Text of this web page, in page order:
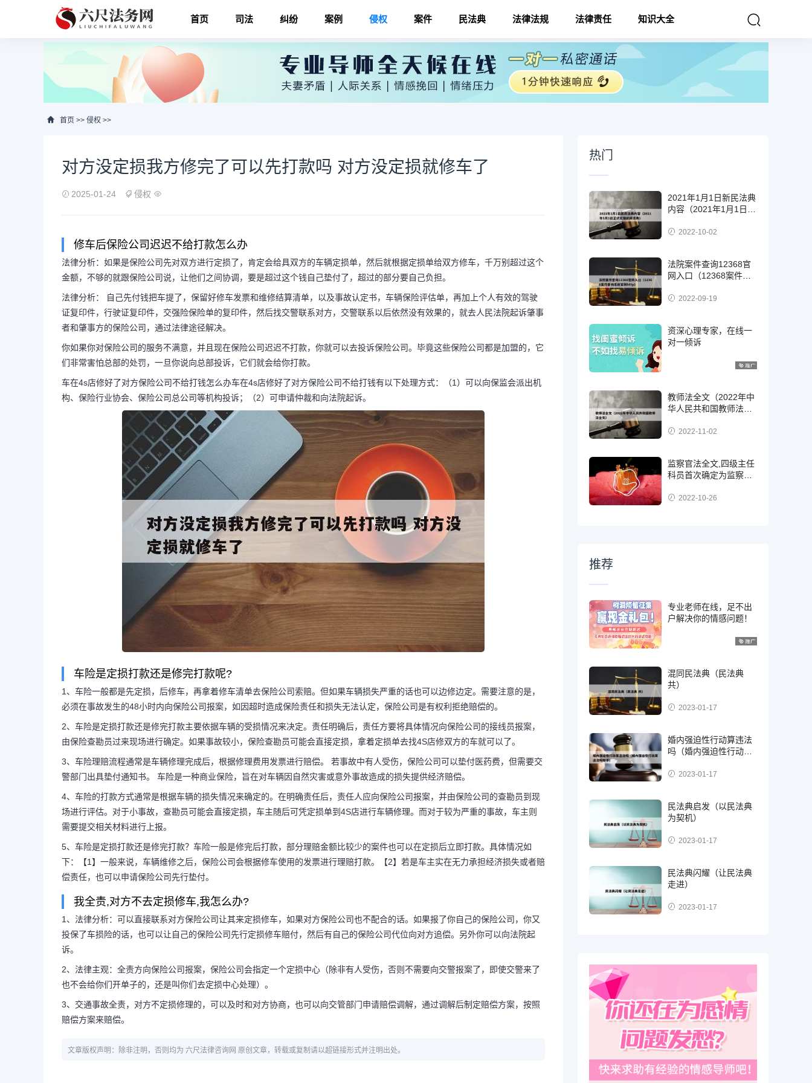
首页 司法 纠纷 案例 侵权 案件 民法典 法律法规 法律责任 知识大全
首页 >> 侵权 >>
对方没定损我方修完了可以先打款吗 对方没定损就修车了
2025-01-24 侵权
修车后保险公司迟迟不给打款怎么办
法律分析：如果是保险公司先对双方进行定损了，肯定会给具双方的车辆定损单，然后就根据定损单给双方修车，千万别超过这个
金额，不够的就跟保险公司说，让他们之间协调，要是超过这个钱自己垫付了，超过的部分要自己负担。
法律分析： 自己先付钱把车提了，保留好修车发票和维修结算清单，以及事故认定书，车辆保险评估单，再加上个人有效的驾驶
证复印件，行驶证复印件，交强险保险单的复印件，然后找交警联系对方，交警联系以后依然没有效果的，就去人民法院起诉肇事
者和肇事方的保险公司，通过法律途径解决。
你如果你对保险公司的服务不满意，并且现在保险公司迟迟不打款，你就可以去投诉保险公司。毕竟这些保险公司都是加盟的，它
们非常害怕总部的处罚，一旦你说向总部投诉，它们就会给你打款。
车在4s店修好了对方保险公司不给打钱怎么办车在4s店修好了对方保险公司不给打钱有以下处理方式：（1）可以向保监会派出机
构、保险行业协会、保险公司总公司等机构投诉；（2）可申请仲裁和向法院起诉。
车险是定损打款还是修完打款呢?
1、车险一般都是先定损，后修车，再拿着修车清单去保险公司索赔。但如果车辆损失严重的话也可以边修边定。需要注意的是，
必须在事故发生的48小时内向保险公司报案，如因超时造成保险责任和损失无法认定，保险公司是有权利拒绝赔偿的。
2、车险是定损打款还是修完打款主要依据车辆的受损情况来决定。责任明确后，责任方要将具体情况向保险公司的接线员报案，
由保险查勘员过来现场进行确定。如果事故较小，保险查勘员可能会直接定损，拿着定损单去找4S店修双方的车就可以了。
3、车险理赔流程通常是车辆修理完成后，根据修理费用发票进行赔偿。 若事故中有人受伤，保险公司可以垫付医药费，但需要交
警部门出具垫付通知书。 车险是一种商业保险，旨在对车辆因自然灾害或意外事故造成的损失提供经济赔偿。
4、车险的打款方式通常是根据车辆的损失情况来确定的。在明确责任后，责任人应向保险公司报案，并由保险公司的查勘员到现
场进行评估。对于小事故，查勘员可能会直接定损，车主随后可凭定损单到4S店进行车辆修理。而对于较为严重的事故，车主则
需要提交相关材料进行上报。
5、车险是定损打款还是修完打款？车险一般是修完后打款，部分理赔金额比较少的案件也可以在定损后立即打款。具体情况如
下：【1】一般来说，车辆维修之后，保险公司会根据修车使用的发票进行理赔打款。【2】若是车主实在无力承担经济损失或者赔
偿责任，也可以申请保险公司先行垫付。
我全责,对方不去定损修车,我怎么办?
1、法律分析：可以直接联系对方保险公司让其来定损修车，如果对方保险公司也不配合的话。如果报了你自己的保险公司，你又
投保了车损险的话，也可以让自己的保险公司先行定损修车赔付，然后有自己的保险公司代位向对方追偿。另外你可以向法院起
诉。
2、法律主观：全责方向保险公司报案，保险公司会指定一个定损中心（除非有人受伤，否则不需要向交警报案了，即使交警来了
也不会给你们开单子的，还是叫你们去定损中心处理）。
3、交通事故全责，对方不定损修理的，可以及时和对方协商，也可以向交管部门申请赔偿调解，通过调解后制定赔偿方案，按照
赔偿方案来赔偿。
文章版权声明：除非注明，否则均为 六尺法律咨询网 原创文章，转载或复制请以超链接形式并注明出处。
热门
2021年1月1日新民法典
内容（2021年1月1日正
2022-10-02
法院案件查询12368官
网入口（12368案件查
2022-09-19
资深心理专家，在线一
对一倾诉
教师法全文（2022年中
华人民共和国教师法全
2022-11-02
监察官法全文,四级主任
科员首次确定为监察
级?2022-10-26
推荐
专业老师在线，足不出
户解决你的情感问题！
混同民法典（民法典
共）
2023-01-17
婚内强迫性行动算违法
吗（婚内强迫性行动算
2023-01-17
民法典启发（以民法典
为契机）
2023-01-17
民法典闪耀（让民法典
走进）
2023-01-17
对方没定损我方修完了可以先打款吗 对
方没定损就修车了
法律分析：如果是保险公司先对双方进行定损了，肯定
会给具双方的车辆定损单，然后就根据定损单给双方修车，
千万别超过这个金额，不够的就跟保险公司说，让他们之间
长按图片识别二维码阅读更多